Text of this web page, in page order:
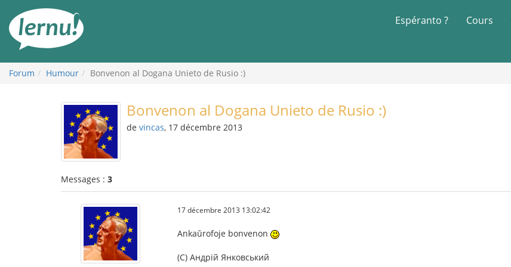
contenu
Espéranto ? Cours
Forum Humour Bonvenon al Dogana Unieto de Rusio :)
Bonvenon al Dogana Unieto de Rusio :)
de vincas, 17 décembre 2013
Messages : 3
17 décembre 2013 13:02:42
Ankaŭrofoje bonvenon
(C) Андрій Янковський